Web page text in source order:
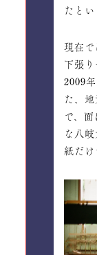
たとい
現在
下張り
2009
た、
で、
な八
紙だけ